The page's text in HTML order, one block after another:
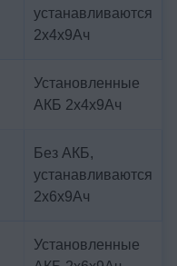
устанавливаются
2х4х9Ач
Установленные
АКБ 2х4х9Ач
Без АКБ,
устанавливаются
2х6х9Ач
Установленные